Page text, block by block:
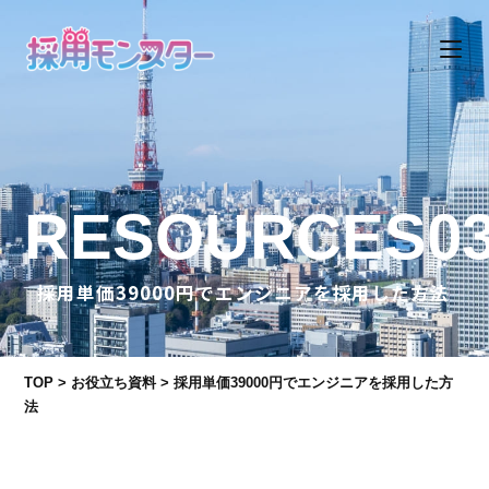
採用単価39000円でエンジニアを採用した方法
TOP > お役立ち資料>採用単価39000円でエンジニアを採用した方
法